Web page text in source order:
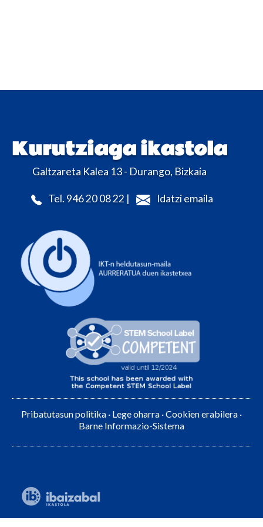
Kurutziaga ikastola
Galtzareta Kalea 13 - Durango, Bizkaia
Tel. 946 20 08 22 | Idatzi emaila
Pribatutasun politika · Lege oharra ·Cookien erabilera ·
Barne Informazio-Sistema